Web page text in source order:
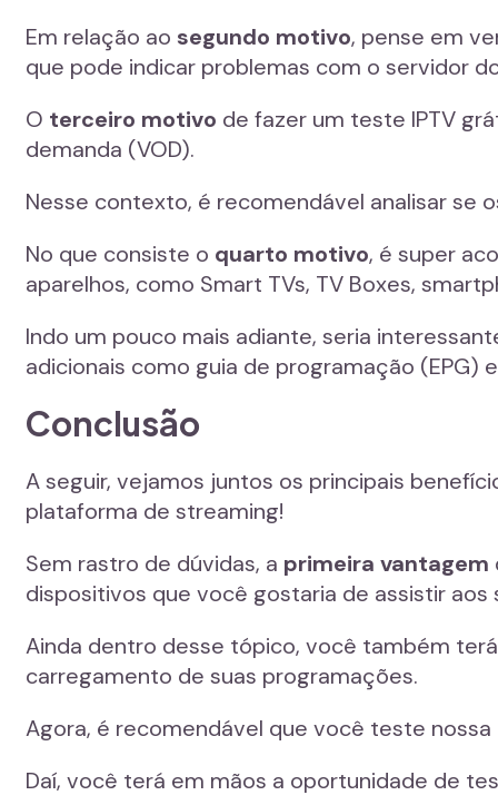
Em relação ao segundo motivo, pense em
que pode indicar problemas com o servidor
O terceiro motivo de fazer um teste IPTV
demanda (VOD).
Nesse contexto, é recomendável analisar se
No que consiste o quarto motivo, é super
aparelhos, como Smart TVs, TV Boxes,
Indo um pouco mais adiante, seria
adicionais como guia de programação (EPG)
Conclusão
A seguir, vejamos juntos os principais
plataforma de streaming!
Sem rastro de dúvidas, a primeira vantagem
dispositivos que você gostaria de assistir
Ainda dentro desse tópico, você também
carregamento de suas programações.
Agora, é recomendável que você teste
Daí, você terá em mãos a oportunidade de